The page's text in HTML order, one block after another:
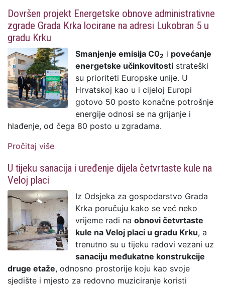
Dovršen projekt Energetske obnove administrativne
zgrade Grada Krka locirane na adresi Lukobran 5 u
gradu Krku
Smanjenje emisija C02 i povećanje
energetske učinkovitosti strateški
su prioriteti Europske unije. U
Hrvatskoj kao u i cijeloj Europi
gotovo 50 posto konačne potrošnje
energije odnosi se na grijanje i
hlađenje, od čega 80 posto u zgradama.
Pročitaj više
locirane na adresi Lukobran 5 u gradu
U tijeku sanacija i uređenje dijela četvrtaste kule na
Veloj placi
Iz Odsjeka za gospodarstvo Grada
Krka poručuju kako se već neko
vrijeme radi na obnovi četvrtaste
kule na Veloj placi u gradu Krku, a
trenutno su u tijeku radovi vezani uz
sanaciju međukatne konstrukcije
druge etaže, odnosno prostorije koju kao svoje
sjedište i mjesto za redovno muziciranje koristi